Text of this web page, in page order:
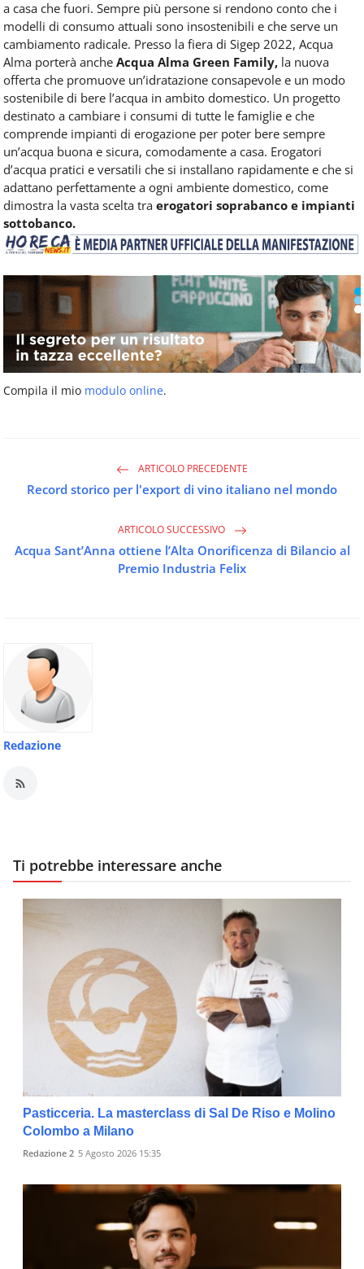
a casa che fuori. Sempre più persone si rendono conto che i
modelli di consumo attuali sono insostenibili e che serve un
cambiamento radicale. Presso la fiera di Sigep 2022, Acqua
Alma porterà anche Acqua Alma Green Family, la nuova
offerta che promuove un’idratazione consapevole e un modo
sostenibile di bere l’acqua in ambito domestico. Un progetto
destinato a cambiare i consumi di tutte le famiglie e che
comprende impianti di erogazione per poter bere sempre
un’acqua buona e sicura, comodamente a casa. Erogatori
d’acqua pratici e versatili che si installano rapidamente e che si
adattano perfettamente a ogni ambiente domestico, come
dimostra la vasta scelta tra erogatori soprabanco e impianti
sottobanco.
Compila il mio modulo online.
ARTICOLO PRECEDENTE
Record storico per l'export di vino italiano nel mondo
ARTICOLO SUCCESSIVO
Acqua Sant’Anna ottiene l’Alta Onorificenza di Bilancio al
Premio Industria Felix
Redazione
Ti potrebbe interessare anche
Pasticceria. La masterclass di Sal De Riso e Molino
Colombo a Milano
Redazione 2 5 Agosto 2026 15:35